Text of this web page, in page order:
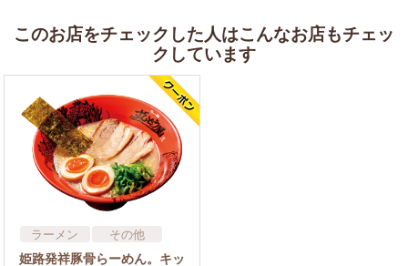
このお店をチェックした人はこんなお店もチェッ
クしています
ラーメン その他
姫路発祥豚骨らーめん。キッ